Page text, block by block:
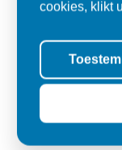
cookies, klikt